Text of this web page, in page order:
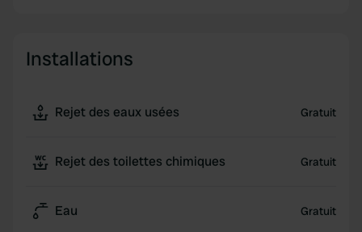
Installations
Rejet des eaux usées Gratuit
Rejet des toilettes chimiques Gratuit
Eau Gratuit